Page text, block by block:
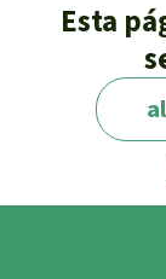
Esta